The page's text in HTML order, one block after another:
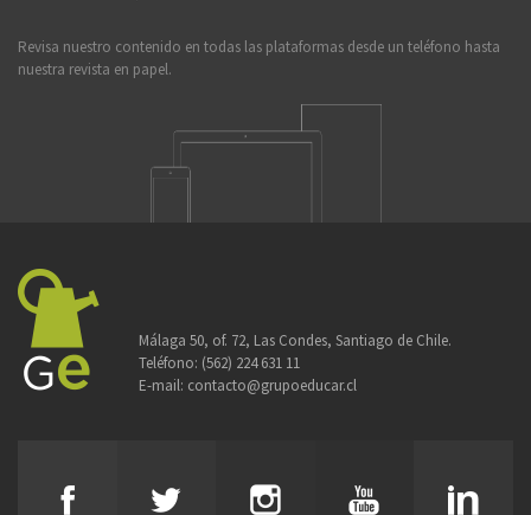
Revisa nuestro contenido en todas las plataformas desde un teléfono hasta
nuestra revista en papel.
Málaga 50, of. 72, Las Condes, Santiago de Chile.
Teléfono: (562) 224 631 11
E-mail: contacto@grupoeducar.cl